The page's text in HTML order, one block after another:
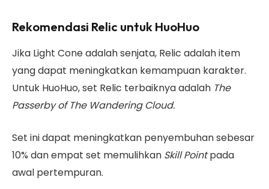
Rekomendasi Relic untuk HuoHuo
Jika Light Cone adalah senjata, Relic adalah item
yang dapat meningkatkan kemampuan karakter.
Untuk HuoHuo, set Relic terbaiknya adalah The
Passerby of The Wandering Cloud.
Set ini dapat meningkatkan penyembuhan sebesar
10% dan empat set memulihkan Skill Pointpada
awal pertempuran.